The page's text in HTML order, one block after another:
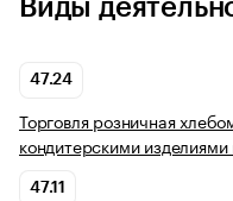
Виды
47.24
Торговля розничная
кондитерскими
47.11